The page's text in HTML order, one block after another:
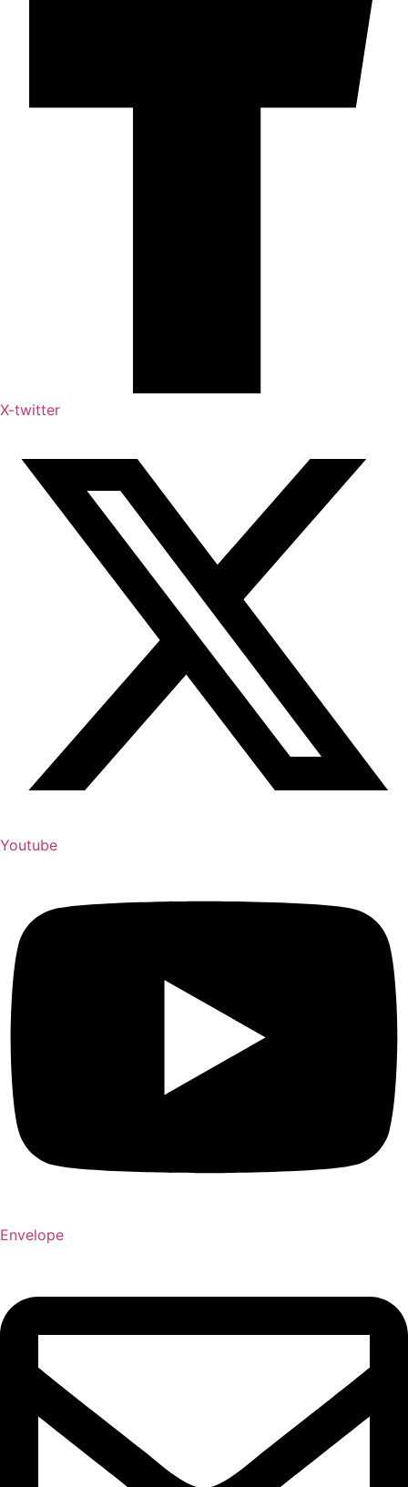
X-twitter
Youtube
Envelope